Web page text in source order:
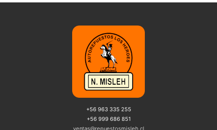
+56 963 335 255
+56 999 686 851
ventas@repuestosmisleh.cl